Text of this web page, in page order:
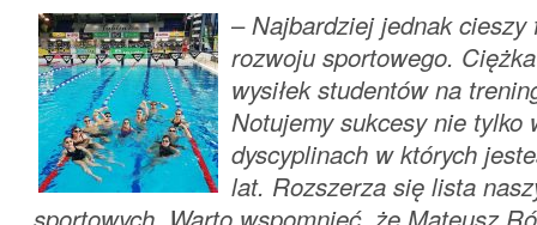
–Najbardziej jednak cieszy
rozwoju sportowego.
wysiłek studentów na
Notujemy sukcesy nie tylko
dyscyplinach w których
lat. Rozszerza się lista